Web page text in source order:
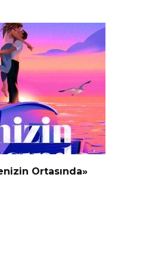
Ortasında»